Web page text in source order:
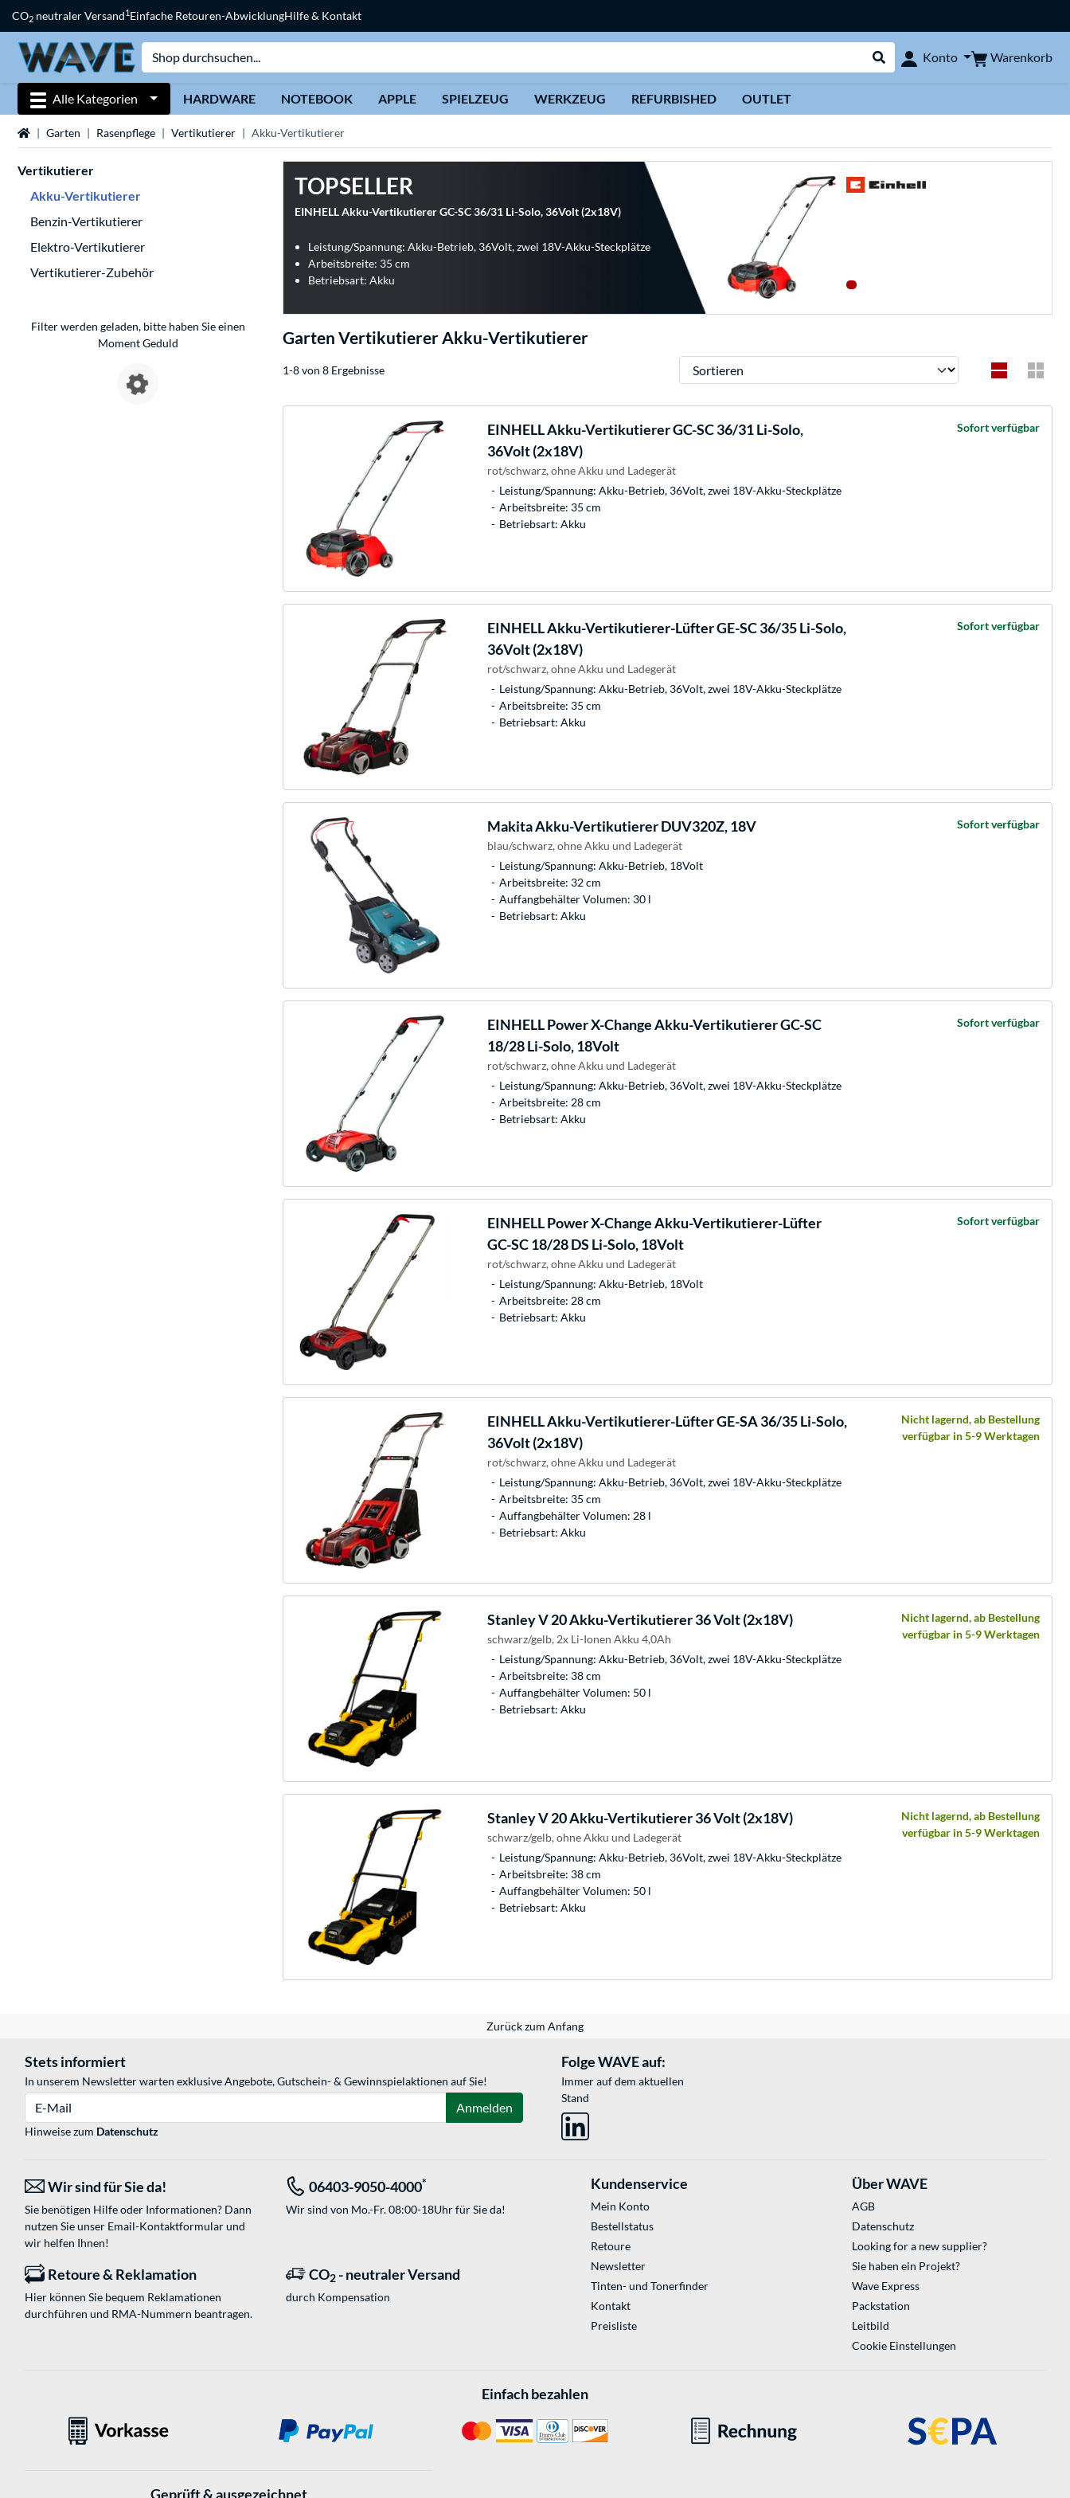
CO2 neutraler Versand1Einfache Retouren-AbwicklungHilfe & Kontakt
Suche durchführen
Konto Warenkorb
Alle Kategorien HARDWARE NOTEBOOK APPLE SPIELZEUG WERKZEUG REFURBISHED OUTLET
StartseiteGarten Rasenpflege Vertikutierer Akku-Vertikutierer
Vertikutierer
Akku-Vertikutierer
Benzin-Vertikutierer
Elektro-Vertikutierer
Vertikutierer-Zubehör
Filter werden geladen, bitte haben Sie einen
Moment Geduld
TOPSELLER
EINHELL Akku-Vertikutierer GC-SC 36/31 Li-Solo, 36Volt (2x18V)
Leistung/Spannung: Akku-Betrieb, 36Volt, zwei 18V-Akku-Steckplätze
Arbeitsbreite: 35 cm
Betriebsart: Akku
Garten Vertikutierer Akku-Vertikutierer
1-8 von 8 Ergebnisse Sortieren
EINHELLAkku-Vertikutierer GC-SC 36/31 Li-Solo,
36Volt (2x18V)
rot/schwarz, ohne Akku und Ladegerät
Leistung/Spannung: Akku-Betrieb, 36Volt, zwei 18V-Akku-Steckplätze
Arbeitsbreite: 35 cm
Betriebsart: Akku
Sofort verfügbar
EINHELLAkku-Vertikutierer-Lüfter GE-SC 36/35 Li-Solo,
36Volt (2x18V)
rot/schwarz, ohne Akku und Ladegerät
Leistung/Spannung: Akku-Betrieb, 36Volt, zwei 18V-Akku-Steckplätze
Arbeitsbreite: 35 cm
Betriebsart: Akku
Sofort verfügbar
MakitaAkku-Vertikutierer DUV320Z, 18V
blau/schwarz, ohne Akku und Ladegerät
Leistung/Spannung: Akku-Betrieb, 18Volt
Arbeitsbreite: 32 cm
Auffangbehälter Volumen: 30 l
Betriebsart: Akku
Sofort verfügbar
EINHELLPower X-Change Akku-Vertikutierer GC-SC
18/28 Li-Solo, 18Volt
rot/schwarz, ohne Akku und Ladegerät
Leistung/Spannung: Akku-Betrieb, 36Volt, zwei 18V-Akku-Steckplätze
Arbeitsbreite: 28 cm
Betriebsart: Akku
Sofort verfügbar
EINHELLPower X-Change Akku-Vertikutierer-Lüfter
GC-SC 18/28 DS Li-Solo, 18Volt
rot/schwarz, ohne Akku und Ladegerät
Leistung/Spannung: Akku-Betrieb, 18Volt
Arbeitsbreite: 28 cm
Betriebsart: Akku
Sofort verfügbar
EINHELLAkku-Vertikutierer-Lüfter GE-SA 36/35 Li-Solo,
36Volt (2x18V)
rot/schwarz, ohne Akku und Ladegerät
Leistung/Spannung: Akku-Betrieb, 36Volt, zwei 18V-Akku-Steckplätze
Arbeitsbreite: 35 cm
Auffangbehälter Volumen: 28 l
Betriebsart: Akku
Nicht lagernd, ab Bestellung
verfügbar in 5-9 Werktagen
StanleyV 20 Akku-Vertikutierer 36 Volt (2x18V)
schwarz/gelb, 2x Li-Ionen Akku 4,0Ah
Leistung/Spannung: Akku-Betrieb, 36Volt, zwei 18V-Akku-Steckplätze
Arbeitsbreite: 38 cm
Auffangbehälter Volumen: 50 l
Betriebsart: Akku
Nicht lagernd, ab Bestellung
verfügbar in 5-9 Werktagen
StanleyV 20 Akku-Vertikutierer 36 Volt (2x18V)
schwarz/gelb, ohne Akku und Ladegerät
Leistung/Spannung: Akku-Betrieb, 36Volt, zwei 18V-Akku-Steckplätze
Arbeitsbreite: 38 cm
Auffangbehälter Volumen: 50 l
Betriebsart: Akku
Nicht lagernd, ab Bestellung
verfügbar in 5-9 Werktagen
Zurück zum Anfang
Stets informiert
In unserem Newsletter warten exklusive Angebote, Gutschein- & Gewinnspielaktionen auf Sie!
Anmelden
Hinweise zum Datenschutz
Folge WAVE auf:
Immer auf dem aktuellen
Stand
Wir sind für Sie da!
Sie benötigen Hilfe oder Informationen? Dann
nutzen Sie unser Email-Kontaktformularund
wir helfen Ihnen!
06403-9050-4000*
Wir sind von Mo.-Fr. 08:00-18Uhr für Sie da!
Retoure & Reklamation
Hier können Sie bequem Reklamationen
durchführen und RMA-Nummern beantragen.
CO2 - neutraler Versand
durch Kompensation
Kundenservice
Mein Konto
Bestellstatus
Retoure
Newsletter
Tinten- und Tonerfinder
Kontakt
Preisliste
Über WAVE
AGB
Datenschutz
Looking for a new supplier?
Sie haben ein Projekt?
Wave Express
Packstation
Leitbild
Cookie Einstellungen
Einfach bezahlen
Geprüft & ausgezeichnet